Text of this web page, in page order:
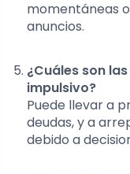
momentáneas
anuncios.
¿Cuáles son
impulsivo?
Puede llevar a
deudas, y a
debido a